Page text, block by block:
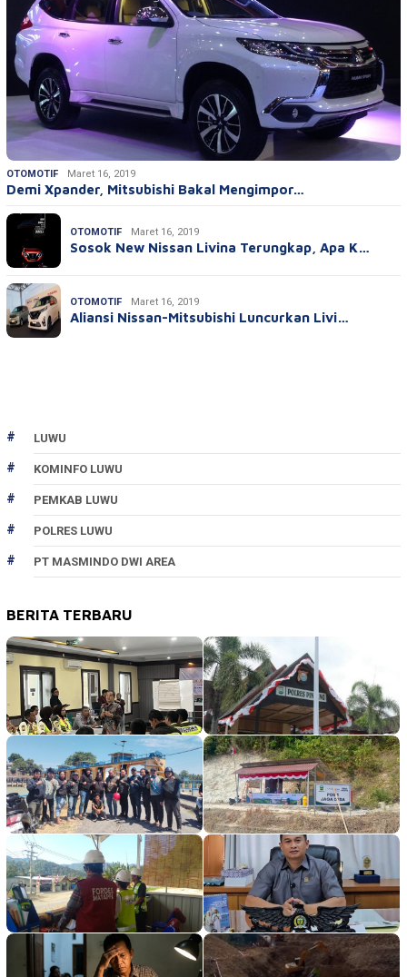
OTOMOTIF Maret 16, 2019
Demi Xpander, Mitsubishi Bakal Mengimpor…
OTOMOTIF Maret 16, 2019
Sosok New Nissan Livina Terungkap, Apa K…
OTOMOTIF Maret 16, 2019
Aliansi Nissan-Mitsubishi Luncurkan Livi…
LUWU
KOMINFO LUWU
PEMKAB LUWU
POLRES LUWU
PT MASMINDO DWI AREA
BERITA TERBARU